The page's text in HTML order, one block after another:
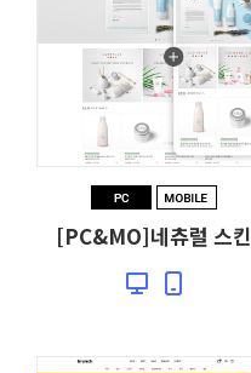
[PC&MO]네츄럴 스킨